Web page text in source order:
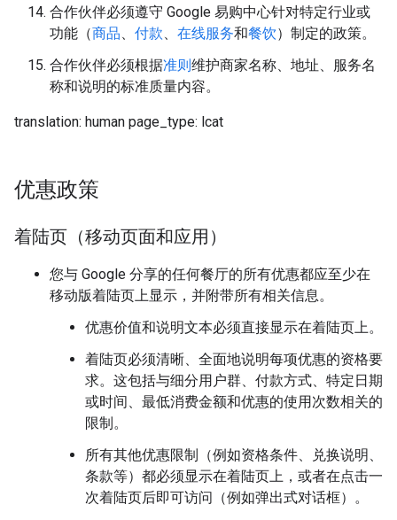
合作伙伴必须遵守 Google 易购中心针对特定行业或
功能（商品、 付款、 在线服务和餐饮）制定的政策。
合作伙伴必须根据准则维护商家名称、地址、服务名
称和说明的标准质量内容。
translation: human page_type: lcat
优惠政策
着陆页（移动页面和应用）
您与 Google 分享的任何餐厅的所有优惠都应至少在
移动版着陆页上显示，并附带所有相关信息。
优惠价值和说明文本必须直接显示在着陆页上。
着陆页必须清晰、全面地说明每项优惠的资格要
求。这包括与细分用户群、付款方式、特定日期
或时间、最低消费金额和优惠的使用次数相关的
限制。
所有其他优惠限制（例如资格条件、兑换说明、
条款等）都必须显示在着陆页上，或者在点击一
次着陆页后即可访问（例如弹出式对话框）。